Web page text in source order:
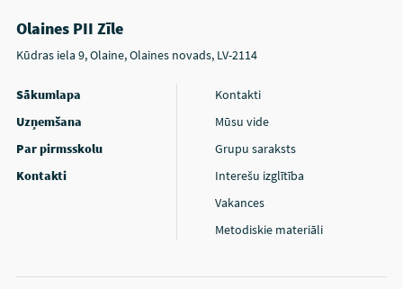
Olaines PII Zīle
Kūdras iela 9, Olaine, Olaines novads, LV-2114
Sākumlapa
Uzņemšana
Par pirmsskolu
Kontakti
Kontakti
Mūsu vide
Grupu saraksts
Interešu izglītība
Vakances
Metodiskie materiāli